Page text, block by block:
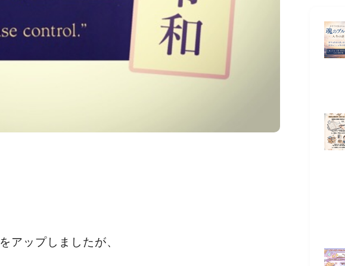
をアップしましたが、